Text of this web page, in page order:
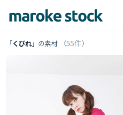
「くびれ」の素材 （55件）